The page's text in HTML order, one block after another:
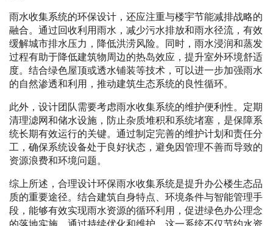
雨水收集系统的环保设计，还应注重与楼宇节能减排战略的
融合。通过回收利用雨水，减少污水排放和雨水径流，有效
缓解城市排水压力，降低洪涝风险。同时，雨水浸润和蒸发
过程有助于降低建筑物周边的热岛效应，提升室外环境舒适
度。结合绿色屋顶或透水铺装等技术，可以进一步加强雨水
的自然渗透和利用，推动建筑生态系统的良性循环。
此外，设计团队需要考虑雨水收集系统的维护便利性。定期
清理滤网和储水设施，防止杂质堆积和系统堵塞，是保障系
统长期有效运行的关键。通过制定完善的维护计划和责任分
工，确保系统设备处于良好状态，避免因管理不善而导致的
资源浪费和环境问题。
综上所述，合理设计环保雨水收集系统是提升办公楼生态品
质的重要途径。结合建筑自身特点、环境条件与智能管理手
段，能够有效实现雨水资源的循环利用，促进绿色办公理念